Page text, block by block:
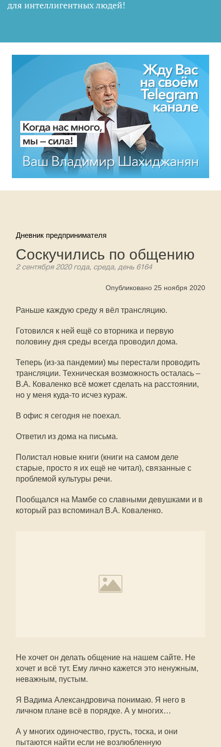
для интеллигентных людей!
Дневник предпринимателя
Соскучились по общению
2 сентября 2020 года, среда, день 6164
Опубликовано 25 ноября 2020
Раньше каждую среду я вёл трансляцию.
Готовился к ней ещё со вторника и первую
половину дня среды всегда проводил дома.
Теперь (из-за пандемии) мы перестали проводить
трансляции. Техническая возможность осталась –
В.А. Коваленко всё может сделать на расстоянии,
но у меня куда-то исчез кураж.
В офис я сегодня не поехал.
Ответил из дома на письма.
Полистал новые книги (книги на самом деле
старые, просто я их ещё не читал), связанные с
проблемой культуры речи.
Пообщался на Мамбе со славными девушками и в
который раз вспоминал В.А. Коваленко.
Не хочет он делать общение на нашем сайте. Не
хочет и всё тут. Ему лично кажется это ненужным,
неважным, пустым.
Я Вадима Александровича понимаю. Я него в
личном плане всё в порядке. А у многих…
А у многих одиночество, грусть, тоска, и они
пытаются найти если не возлюбленную